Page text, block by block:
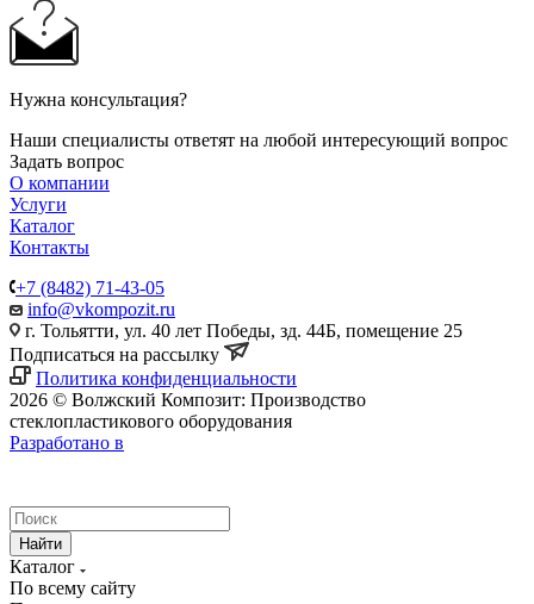
Нужна консультация?
Наши специалисты ответят на любой интересующий вопрос
Задать вопрос
О компании
Услуги
Каталог
Контакты
+7 (8482) 71-43-05
info@vkompozit.ru
г. Тольятти, ул. 40 лет Победы, зд. 44Б, помещение 25
Подписаться на рассылку
Политика конфиденциальности
2026 © Волжский Композит: Производство
стеклопластикового оборудования
Разработано в
Найти
Каталог
По всему сайту